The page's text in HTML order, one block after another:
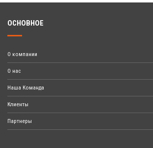
ОСНОВНОЕ
О компании
О нас
Наша Команда
Клиенты
Партнеры